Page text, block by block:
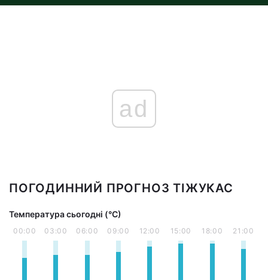
ad
ПОГОДИННИЙ ПРОГНОЗ ТІЖУКАС
Температура сьогодні (°С)
00:00 03:00 06:00 09:00 12:00 15:00 18:00 21:00